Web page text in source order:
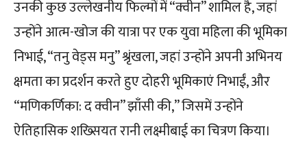
उनकी कुछ उल्लेखनीय फिल्मों में “क्वीन” शामिल है, जहां
उन्होंने आत्म-खोज की यात्रा पर एक युवा महिला की भूमिका
निभाई, “तनु वेड्स मनु” श्रृंखला, जहां उन्होंने अपनी अभिनय
क्षमता का प्रदर्शन करते हुए दोहरी भूमिकाएं निभाईं, और
“मणिकर्णिका: द क्वीन” झाँसी की,” जिसमें उन्होंने
ऐतिहासिक शख्सियत रानी लक्ष्मीबाई का चित्रण किया।